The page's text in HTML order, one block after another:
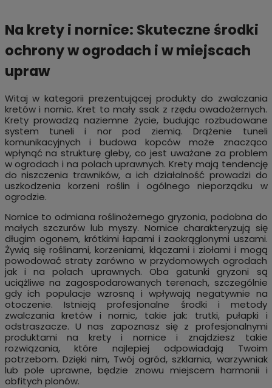
Na krety i nornice: Skuteczne środki
ochrony w ogrodach i w miejscach
upraw
Witaj w kategorii prezentującej produkty do zwalczania
kretów i nornic. Kret to mały ssak z rzędu owadożernych.
Krety prowadzą naziemne życie, budując rozbudowane
system tuneli i nor pod ziemią. Drążenie tuneli
komunikacyjnych i budowa kopców może znacząco
wpłynąć na strukturę gleby, co jest uważane za problem
w ogrodach i na polach uprawnych. Krety mają tendencję
do niszczenia trawników, a ich działalność prowadzi do
uszkodzenia korzeni roślin i ogólnego nieporządku w
ogrodzie.
Nornice to odmiana roślinożernego gryzonia, podobna do
małych szczurów lub myszy. Nornice charakteryzują się
długim ogonem, krótkimi łapami i zaokrąglonymi uszami.
Żywią się roślinami, korzeniami, kłączami i ziołami i mogą
powodować straty zarówno w przydomowych ogrodach
jak i na polach uprawnych. Oba gatunki gryzoni są
uciążliwe na zagospodarowanych terenach, szczególnie
gdy ich populacje wzrosną i wpływają negatywnie na
otoczenie. Istnieją profesjonalne środki i metody
zwalczania kretów i nornic, takie jak: trutki, pułapki i
odstraszacze. U nas zapoznasz się z profesjonalnymi
produktami na krety i nornice i znajdziesz takie
rozwiązania, które najlepiej odpowiadają Twoim
potrzebom. Dzięki nim, Twój ogród, szklarnia, warzywniak
lub pole uprawne, będzie znowu miejscem harmonii i
obfitych plonów.